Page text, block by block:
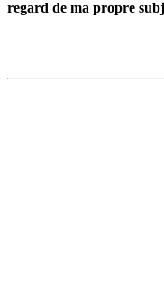
regard de ma propre